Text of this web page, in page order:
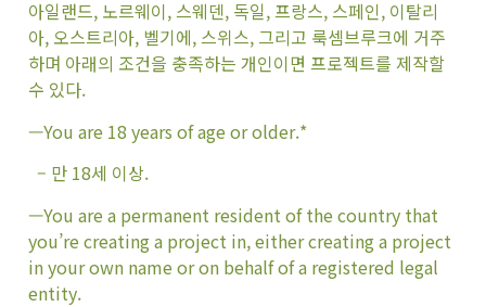
아일랜드, 노르웨이, 스웨덴, 독일, 프랑스, 스페인, 이탈리
아, 오스트리아, 벨기에, 스위스, 그리고 룩셈브루크에 거주
하며 아래의 조건을 충족하는 개인이면 프로젝트를 제작할
수 있다.
—You are 18 years of age or older.*
– 만 18세 이상.
—You are a permanent resident of the country that
you’re creating a project in, either creating a project
in your own name or on behalf of a registered legal
entity.